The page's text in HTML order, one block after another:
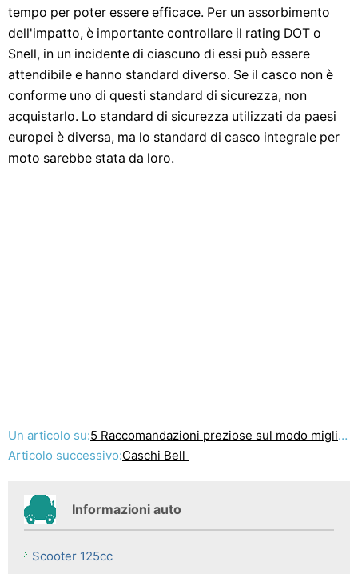
tempo per poter essere efficace. Per un assorbimento
dell'impatto, è importante controllare il rating DOT o
Snell, in un incidente di ciascuno di essi può essere
attendibile e hanno standard diverso. Se il casco non è
conforme uno di questi standard di sicurezza, non
acquistarlo. Lo standard di sicurezza utilizzati da paesi
europei è diversa, ma lo standard di casco integrale per
moto sarebbe stata da loro.
Un articolo su:5 Raccomandazioni preziose sul modo migliore per acquistare bici della sporcizia
Articolo successivo:Caschi Bell
Informazioni auto
Scooter 125cc